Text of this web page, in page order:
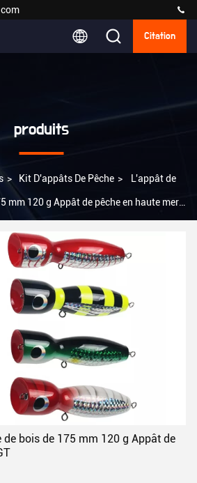
Citation
produits
> Kit D'appâts De Pêche > L'appât de
mm 120 g Appât de pêche en haute mer
bois de 175 mm 120 g Appât de